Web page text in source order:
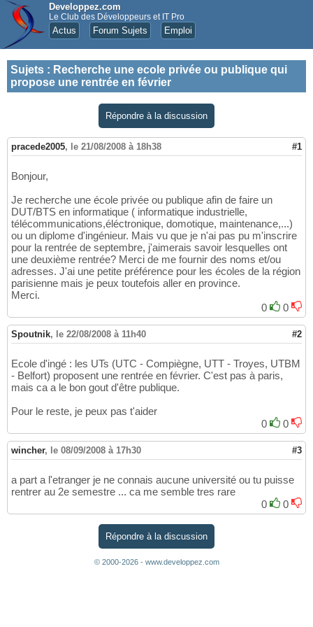
Developpez.com
Le Club des Développeurs et IT Pro
Actus Forum Sujets Emploi
Sujets : Recherche une ecole privée ou publique qui
propose une rentrée en février
Répondre à la discussion
pracede2005, le 21/08/2008 à 18h38 #1
Bonjour,
Je recherche une école privée ou publique afin de faire un
DUT/BTS en informatique ( informatique industrielle,
télécommunications,éléctronique, domotique, maintenance,...)
ou un diplome d'ingénieur. Mais vu que je n'ai pas pu m'inscrire
pour la rentrée de septembre, j'aimerais savoir lesquelles ont
une deuxième rentrée? Merci de me fournir des noms et/ou
adresses. J'ai une petite préférence pour les écoles de la région
parisienne mais je peux toutefois aller en province.
Merci.
0
0
Spoutnik, le 22/08/2008 à 11h40 #2
Ecole d'ingé : les UTs (UTC - Compiègne, UTT - Troyes, UTBM
- Belfort) proposent une rentrée en février. C'est pas à paris,
mais ca a le bon gout d'être publique.
Pour le reste, je peux pas t'aider
0
0
wincher, le 08/09/2008 à 17h30 #3
a part a l'etranger je ne connais aucune université ou tu puisse
rentrer au 2e semestre ... ca me semble tres rare
0
0
Répondre à la discussion
© 2000-2026 - www.developpez.com